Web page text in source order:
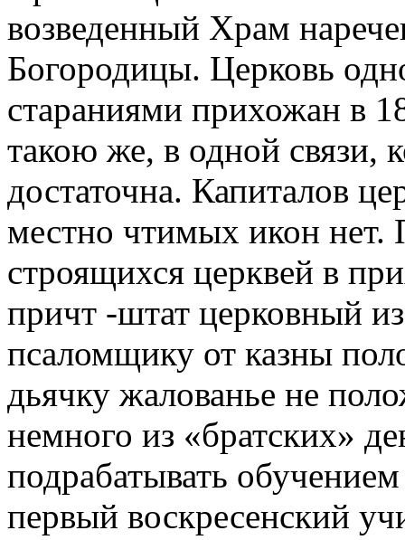
возведенный Храм
Богородицы. Церковь
стараниями прихожан в
такою же, в одной связи,
достаточна. Капиталов
местно чтимых икон
строящихся церквей в
причт -штат церковный
псаломщику от казны
дьячку жалованье не
немного из «братских»
подрабатывать
первый воскресенский